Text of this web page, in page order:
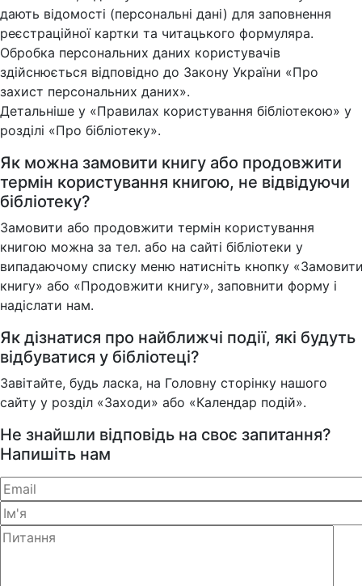
дають відомості (персональні дані) для заповнення
реєстраційної картки та читацького формуляра.
Обробка персональних даних користувачів
здійснюється відповідно до Закону України «Про
захист персональних даних».
Детальніше у «Правилах користування бібліотекою» у
розділі «Про бібліотеку».
Як можна замовити книгу або продовжити
термін користування книгою, не відвідуючи
бібліотеку?
Замовити або продовжити термін користування
книгою можна за тел. або на сайті бібліотеки у
випадаючому списку меню натисніть кнопку
книгу» або «Продовжити книгу», заповнити форму і
надіслати нам.
Як дізнатися про найближчі події, які будуть
відбуватися у бібліотеці?
Завітайте, будь ласка, на Головну сторінку нашого
сайту у розділ «Заходи» або «Календар подій».
Не знайшли відповідь на своє запитання?
Напишіть нам